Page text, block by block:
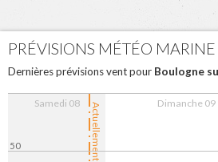
PRÉVISIONS MÉTÉO MARINE
Dernières prévisions vent pour Boulogne
Actuellement
Samedi 08 Dimanche 09
50